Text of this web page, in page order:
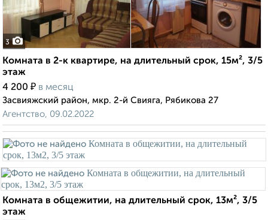
3
Комната в 2-к квартире, на длительный срок, 15м², 3/5
этаж
4 200 ₽ в месяц
Засвияжский район, мкр. 2-й Свияга, Рябикова 27
Агентство, 09.02.2022
Комната в общежитии, на длительный срок, 13м², 3/5
этаж